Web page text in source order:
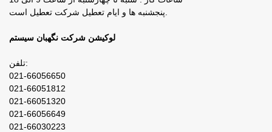
لوکیشن شرکت نگهبان سیستم
تلفن:
021-66056650
021-66051812
021-66051320
021-66056649
021-66030223